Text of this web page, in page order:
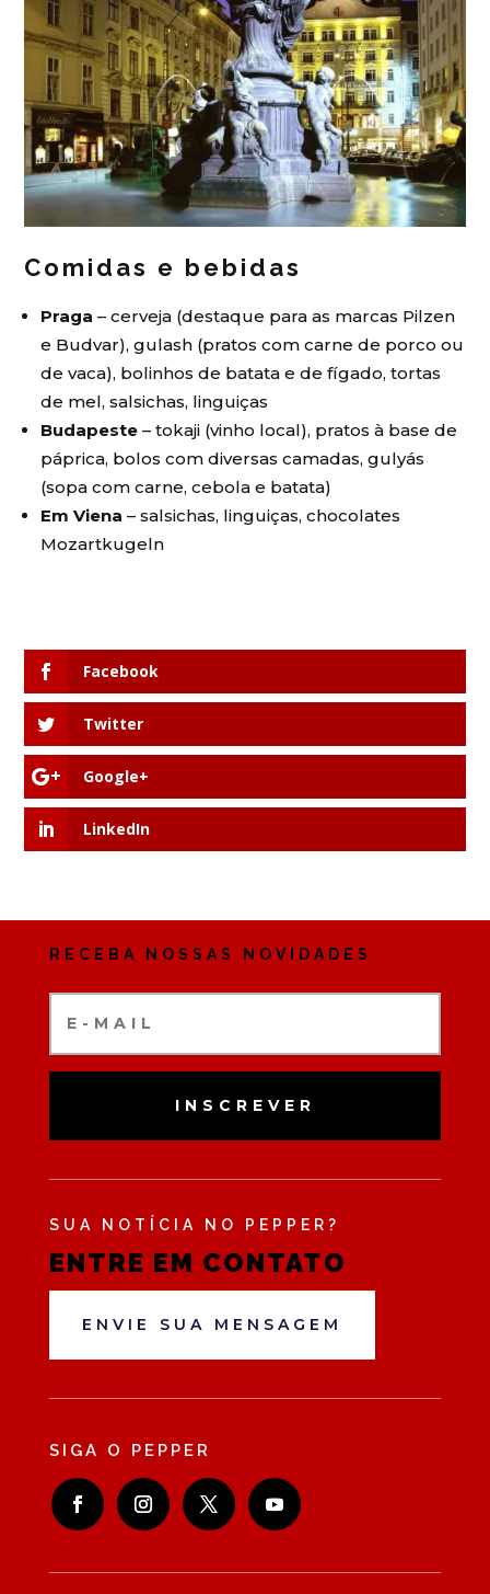
Comidas e bebidas
Praga – cerveja (destaque para as marcas Pilzen
e Budvar), gulash (pratos com carne de porco ou
de vaca), bolinhos de batata e de fígado, tortas
de mel, salsichas, linguiças
Budapeste – tokaji (vinho local), pratos à base de
páprica, bolos com diversas camadas, gulyás
(sopa com carne, cebola e batata)
Em Viena – salsichas, linguiças, chocolates
Mozartkugeln
Facebook
Twitter
Google+
LinkedIn
RECEBA NOSSAS NOVIDADES
INSCREVER
SUA NOTÍCIA NO PEPPER?
ENTRE EM CONTATO
ENVIE SUA MENSAGEM
SIGA O PEPPER